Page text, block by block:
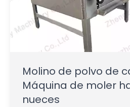
Molino de polvo de
Máquina de moler
nueces